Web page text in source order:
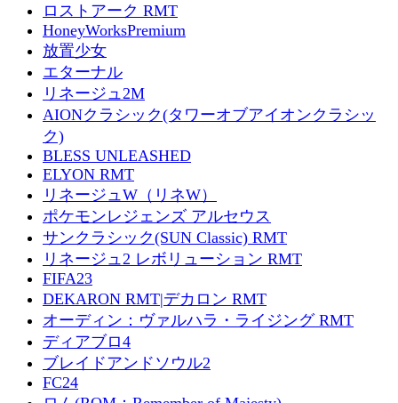
ロストアーク RMT
HoneyWorksPremium
放置少女
エターナル
リネージュ2M
AIONクラシック(タワーオブアイオンクラシッ
ク)
BLESS UNLEASHED
ELYON RMT
リネージュW（リネW）
ポケモンレジェンズ アルセウス
サンクラシック(SUN Classic) RMT
リネージュ2 レボリューション RMT
FIFA23
DEKARON RMT|デカロン RMT
オーディン：ヴァルハラ・ライジング RMT
ディアブロ4
ブレイドアンドソウル2
FC24